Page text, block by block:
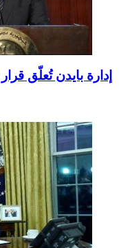
إدارة بايدن تُعلّق